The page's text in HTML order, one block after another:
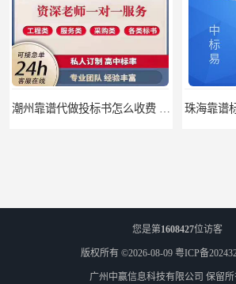
潮州靠谱代做投标书怎么收费 标书怎么做
您是第1608427位访客
版权所有 ©2026-08-09 粤ICP备
广州中赢信息科技有限公司 保留